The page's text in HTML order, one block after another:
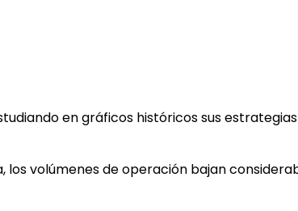
en gráficos históricos sus
volúmenes de operación bajan